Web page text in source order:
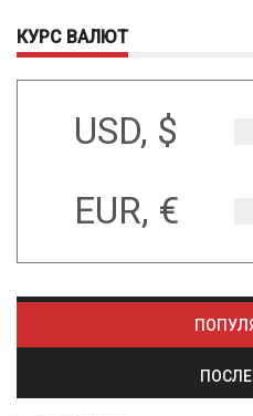
КУРС ВАЛЮТ
USD, $
EUR, €